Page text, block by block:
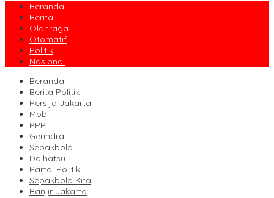
Beranda
Berita
Olahraga
Otomatif
Politik
Nasional
Beranda
Berita Politik
Persija Jakarta
Mobil
PPP
Gerindra
Sepakbola
Daihatsu
Partai Politik
Sepakbola Kita
Banjir Jakarta